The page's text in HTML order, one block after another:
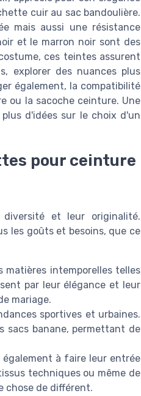
cuir au sac bandoulière.
mais aussi une résistance
et le marron noir sont des
ces teintes assurent
explorer des nuances plus
également, la compatibilité
ou la sacoche ceinture. Une
d'idées sur le choix d'un
pour ceinture
et leur originalité.
les goûts et besoins, que ce
intemporelles telles
par leur élégance et leur
mariage.
sportives et urbaines.
sacs banane, permettant de
à faire leur entrée
techniques ou même de
chose de différent.